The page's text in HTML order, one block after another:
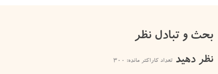
بحث و تبادل نظر
نظر دهید تعداد کاراکتر مانده: 300